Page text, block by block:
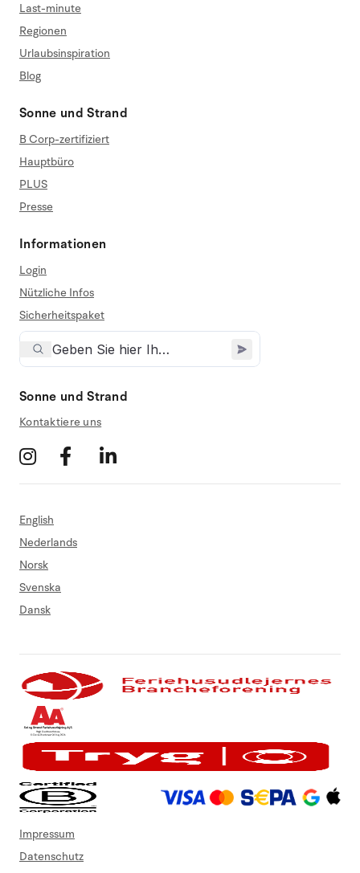
Last-minute
Regionen
Urlaubsinspiration
Blog
Sonne und Strand
B Corp-zertifiziert
Hauptbüro
PLUS
Presse
Informationen
Login
Nützliche Infos
Sicherheitspaket
Sonne und Strand
Kontaktiere uns
English
Nederlands
Norsk
Svenska
Dansk
Impressum
Datenschutz